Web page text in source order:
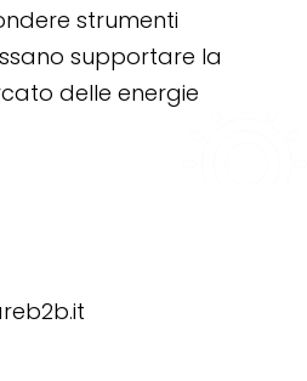
strumenti
supportare la
delle energie